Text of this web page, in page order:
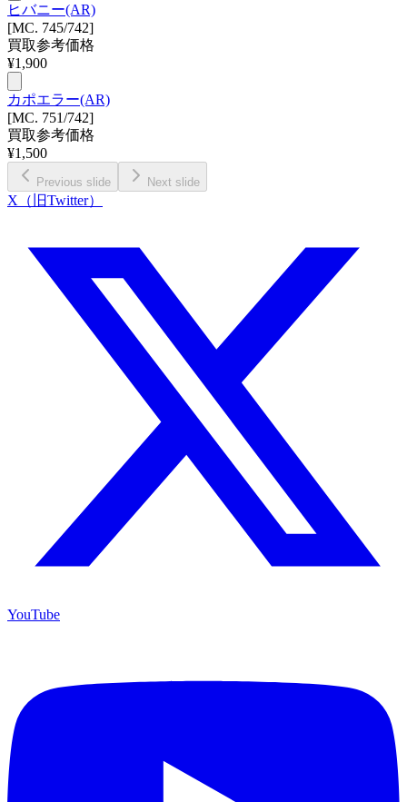
ヒバニー(AR)
[MC. 745/742]
買取参考価格
¥1,900
カポエラー(AR)
[MC. 751/742]
買取参考価格
¥1,500
Previous slide Next slide
X（旧Twitter）
YouTube